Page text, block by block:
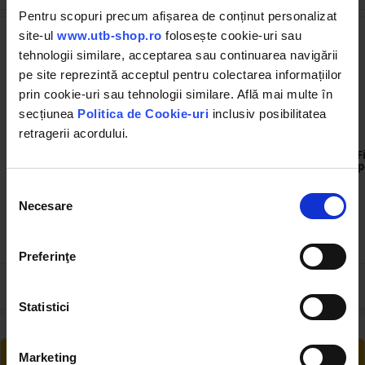
Pentru scopuri precum afișarea de conținut personalizat
site-ul www.utb-shop.ro folosește cookie-uri sau
tehnologii similare, acceptarea sau continuarea navigării
pe site reprezintă acceptul pentru colectarea informațiilor
prin cookie-uri sau tehnologii similare. Află mai multe în
secțiunea Politica de Cookie-uri inclusiv posibilitatea
retragerii acordului.
consimțământului
Necesare
Preferinţe
Statistici
Marketing
DISPK94
racord rapid si filet exterior 16 bar pentru erbicidator